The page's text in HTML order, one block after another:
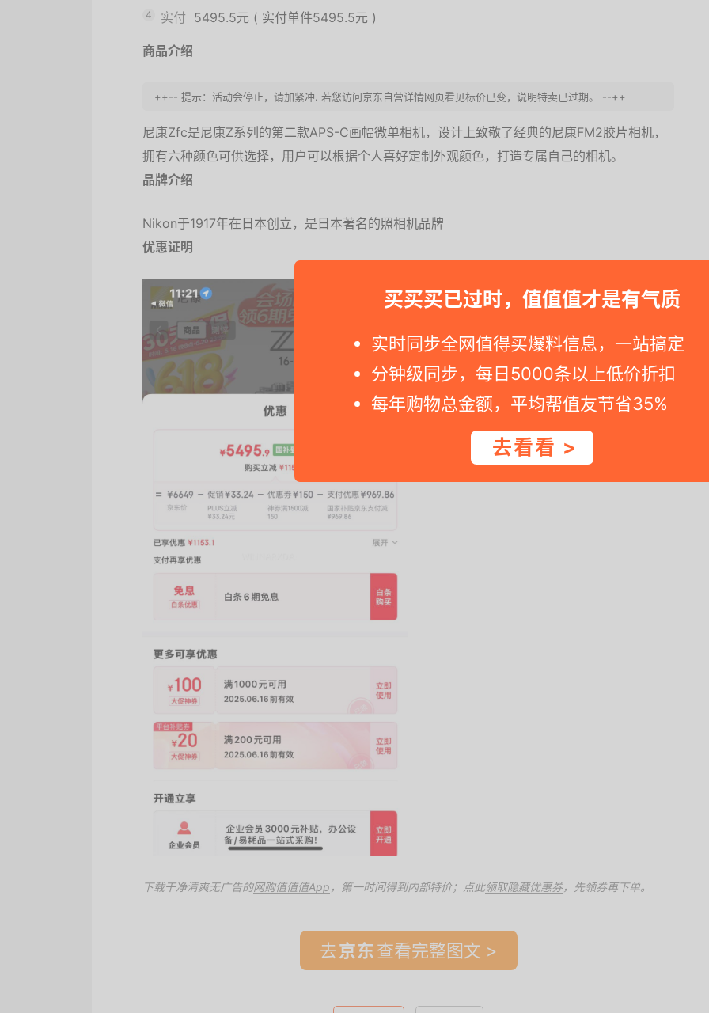
买买买已过时，值值值才是有气质
实时同步全网值得买爆料信息，一站搞定
分钟级同步，每日5000条以上低价折扣
每年购物总金额，平均帮值友节省35%
去看看 >
4 实付 5495.5元 ( 实付单件5495.5元 )
商品介绍
++-- 提示：活动会停止，请加紧冲. 若您访问京东自营详情网页看见标价已变，说明特卖已过期。 --++
尼康Zfc是尼康Z系列的第二款APS-C画幅微单相机，设计上致敬了经典的尼康FM2胶片相机，
拥有六种颜色可供选择，用户可以根据个人喜好定制外观颜色，打造专属自己的相机。
品牌介绍
Nikon于1917年在日本创立，是日本著名的照相机品牌
优惠证明
下载干净清爽无广告的网购值值值App ，第一时间得到内部特价；点此领取隐藏优惠券，先领券再下单。
去 查看完整图文 >